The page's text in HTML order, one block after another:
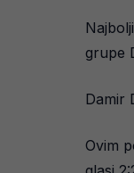
grupe
Damir
Ovim